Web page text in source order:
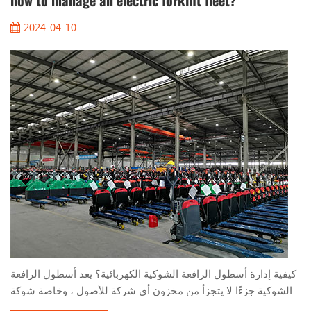
2024-04-10
كيفية إدارة أسطول الرافعة الشوكية الكهربائية؟ يعد أسطول الرافعة
الشوكية جزءًا لا يتجزأ من مخزون أي شركة للأصول ، وخاصة شوكة
الشوكة الكهربائية. يستخدمون بطاريات الحمضات الرصاصية أو